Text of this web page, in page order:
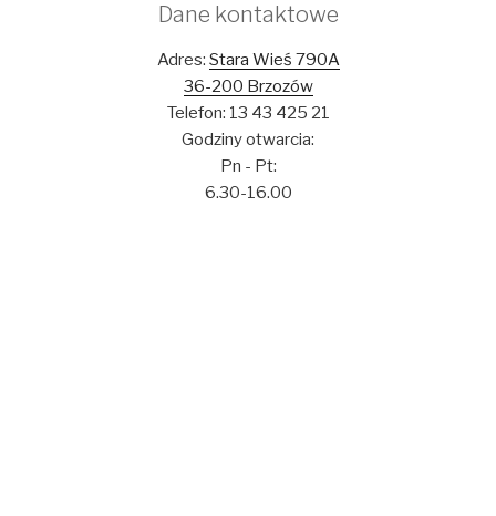
Dane kontaktowe
Adres: Stara Wieś 790A
36-200 Brzozów
Telefon: 13 43 425 21
Godziny otwarcia:
Pn - Pt:
6.30-16.00